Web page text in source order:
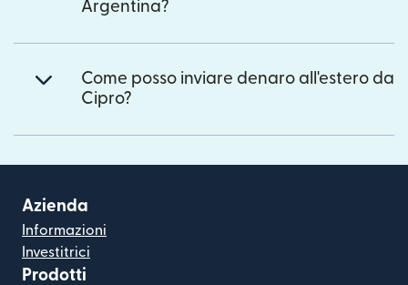
Argentina?
Come posso inviare denaro all'estero da
Cipro?
Azienda
Informazioni
Investitrici
Prodotti